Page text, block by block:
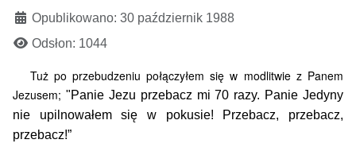
Opublikowano: 30 październik 1988
Odsłon: 1044
Tuż po przebudzeniu połączyłem się w modlitwie z Panem
Jezusem; "Panie Jezu przebacz mi 70 razy. Panie Jedyny
nie upilnowałem się w pokusie! Przebacz, przebacz,
przebacz!”